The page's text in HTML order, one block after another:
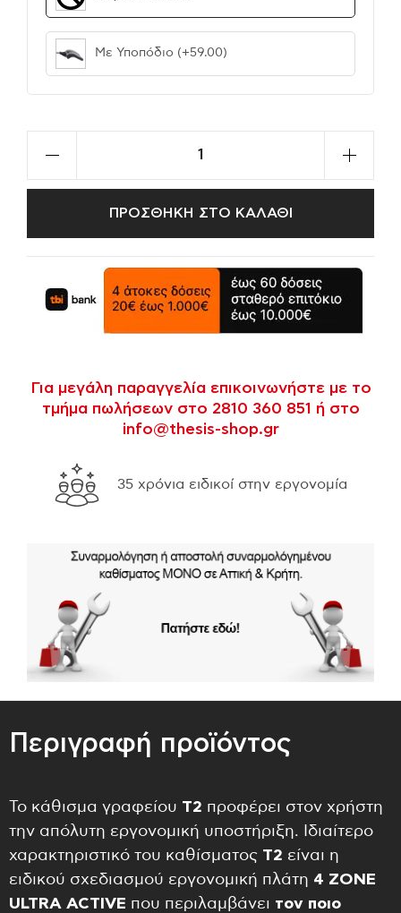
Με Υποπόδιο (+59.00)
ΠΡΟΣΘΗΚΗ ΣΤΟ ΚΑΛΑΘΙ
Για μεγάλη παραγγελία επικοινωνήστε με το
τμήμα πωλήσεων στο 2810 360 851 ή στο
info@thesis-shop.gr
14 ημερών Εγγύηση έως 10
Περιγραφή προϊόντος
Το κάθισμα γραφείου T2 προφέρει στον χρήστη
την απόλυτη εργονομική υποστήριξη. Ιδιαίτερο
χαρακτηριστικό του καθίσματος T2 είναι η
ειδικού σχεδιασμού εργονομική πλάτη 4 ZONE
ULTRA ACTIVE που περιλαμβάνει τον ποιο